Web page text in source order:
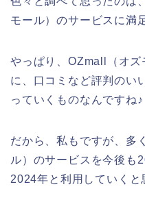
モール）のサービスに満
やっぱり、OZmall（オズ
に、口コミなど評判のい
っていくものなんですね♪
だから、私もですが、多
ル）のサービスを今後も
2024年と利用していくと